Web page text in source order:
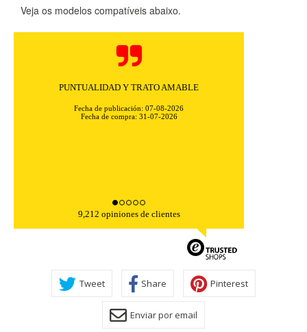
Veja os modelos compatíveis abaixo.
PUNTUALIDAD Y TRATO AMABLE
Fecha de publicación: 07-08-2026
Fecha de compra: 31-07-2026
9,212 opiniones de clientes
Tweet Share Pinterest
Enviar por email
CONFIGURACIÓN DE COOKIES
RECHAZAR TODO
Cookies necesarias
Estas cookies son necesarias para que el sitio web